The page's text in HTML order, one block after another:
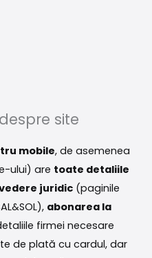
site
mobile, de asemenea
ului) are toate detaliile
juridic(paginile
abonarea la
firmei necesare
de plată cu cardul, dar